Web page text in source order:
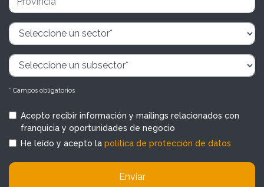
* Campos obligatorios
Acepto recibir información y mailings relacionados con
franquicia y oportunidades de negocio
He leído y acepto la política de protección de datos
Enviar